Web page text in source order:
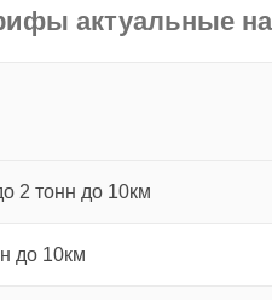
актуальные на
2 тонн до 10км
до 10км